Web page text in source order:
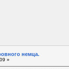
немца.
»